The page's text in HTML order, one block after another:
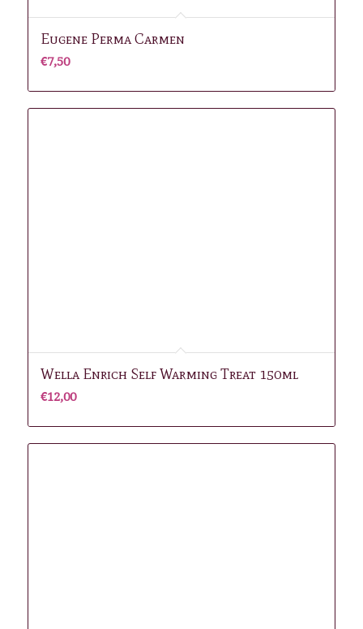
Eugene Perma Carmen
€7,50
Wella Enrich Self Warming Treat 150ml
€12,00